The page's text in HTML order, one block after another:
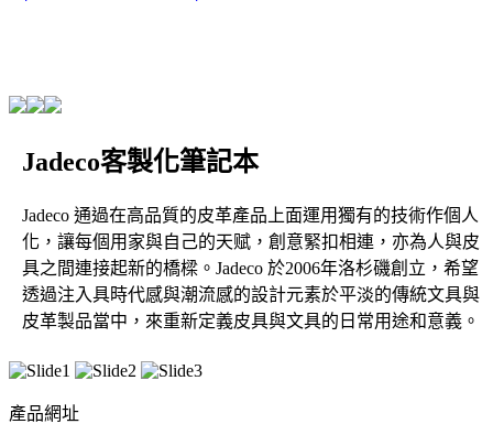
Jadeco客製化筆記本
Jadeco 通過在高品質的皮革產品上面運用獨有的技術作個人
化，讓每個用家與自己的天赋，創意緊扣相連，亦為人與皮
具之間連接起新的橋樑。Jadeco 於2006年洛杉磯創立，希望
透過注入具時代感與潮流感的設計元素於平淡的傳統文具與
皮革製品當中，來重新定義皮具與文具的日常用途和意義。
產品網址